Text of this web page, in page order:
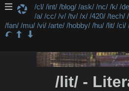
/cl/ /int/ /blog/ /ask/ /nc/ /k/ /
/a/ /cc/ /v/ /tv/ /x/ /420/ /tech/
/fan/ /mu/ /vi/ /arte/ /hobby/ /hu/ /lit/ /ci/
/lit/ -